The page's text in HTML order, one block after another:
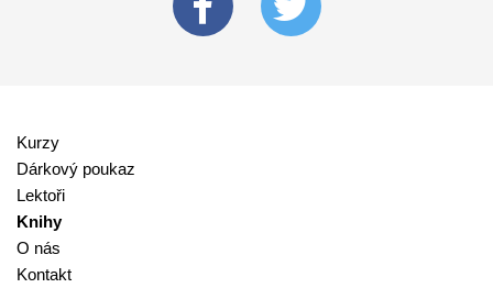
Kurzy
Dárkový poukaz
Lektoři
Knihy
O nás
Kontakt